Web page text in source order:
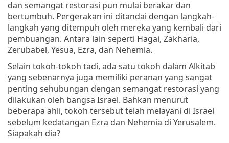
dan semangat restorasi pun mulai berakar dan
bertumbuh. Pergerakan ini ditandai dengan langkah-
langkah yang ditempuh oleh mereka yang kembali dari
pembuangan. Antara lain seperti Hagai, Zakharia,
Zerubabel, Yesua, Ezra, dan Nehemia.
Selain tokoh-tokoh tadi, ada satu tokoh dalam Alkitab
yang sebenarnya juga memiliki peranan yang sangat
penting sehubungan dengan semangat restorasi yang
dilakukan oleh bangsa Israel. Bahkan menurut
beberapa ahli, tokoh tersebut telah melayani di Israel
sebelum kedatangan Ezra dan Nehemia di Yerusalem.
Siapakah dia?